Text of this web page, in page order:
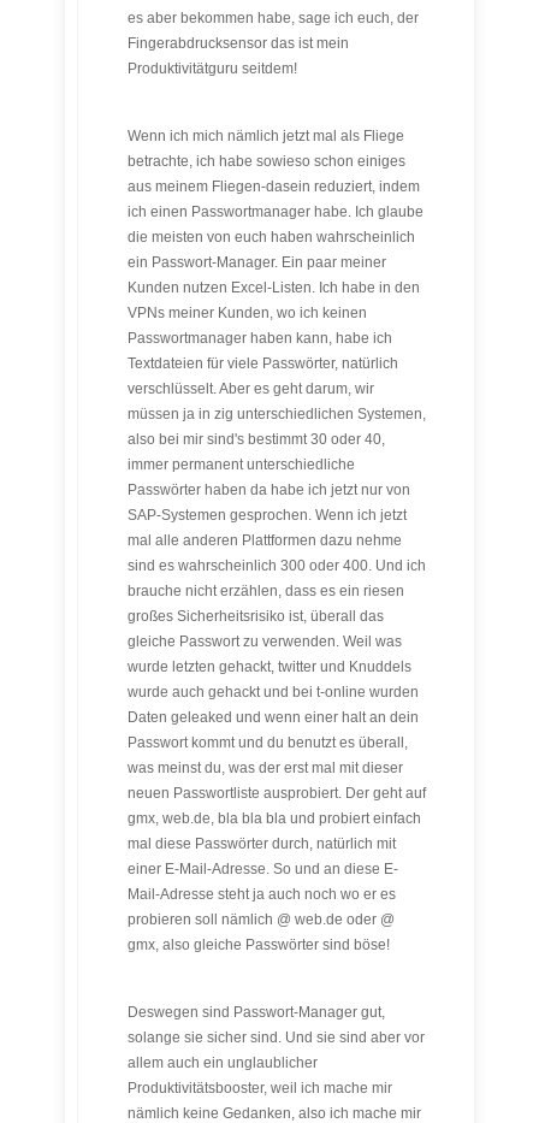
es aber bekommen habe, sage ich euch, der
Fingerabdrucksensor das ist mein
Produktivitätguru seitdem!
Wenn ich mich nämlich jetzt mal als Fliege
betrachte, ich habe sowieso schon einiges
aus meinem Fliegen-dasein reduziert, indem
ich einen Passwortmanager habe. Ich glaube
die meisten von euch haben wahrscheinlich
ein Passwort-Manager. Ein paar meiner
Kunden nutzen Excel-Listen. Ich habe in den
VPNs meiner Kunden, wo ich keinen
Passwortmanager haben kann, habe ich
Textdateien für viele Passwörter, natürlich
verschlüsselt. Aber es geht darum, wir
müssen ja in zig unterschiedlichen Systemen,
also bei mir sind's bestimmt 30 oder 40,
immer permanent unterschiedliche
Passwörter haben da habe ich jetzt nur von
SAP-Systemen gesprochen. Wenn ich jetzt
mal alle anderen Plattformen dazu nehme
sind es wahrscheinlich 300 oder 400. Und ich
brauche nicht erzählen, dass es ein riesen
großes Sicherheitsrisiko ist, überall das
gleiche Passwort zu verwenden. Weil was
wurde letzten gehackt, twitter und Knuddels
wurde auch gehackt und bei t-online wurden
Daten geleaked und wenn einer halt an dein
Passwort kommt und du benutzt es überall,
was meinst du, was der erst mal mit dieser
neuen Passwortliste ausprobiert. Der geht auf
gmx, web.de, bla bla bla und probiert einfach
mal diese Passwörter durch, natürlich mit
einer E-Mail-Adresse. So und an diese E-
Mail-Adresse steht ja auch noch wo er es
probieren soll nämlich @ web.de oder @
gmx, also gleiche Passwörter sind böse!
Deswegen sind Passwort-Manager gut,
solange sie sicher sind. Und sie sind aber vor
allem auch ein unglaublicher
Produktivitätsbooster, weil ich mache mir
nämlich keine Gedanken, also ich mache mir